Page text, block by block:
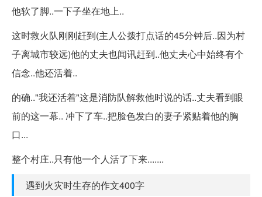
他软了脚..一下子坐在地上..
这时救火队刚刚赶到(主人公拨打点话的45分钟后..因为村
子离城市较远)他的丈夫也闻讯赶到..他丈夫心中始终有个
信念..他还活着..
的确.."我还活着"这是消防队解救他时说的话..丈夫看到眼
前的这一幕.. 冲下了车..把脸色发白的妻子紧贴着他的胸
口...
整个村庄..只有他一个人活了下来.......
遇到火灾时生存的作文400字